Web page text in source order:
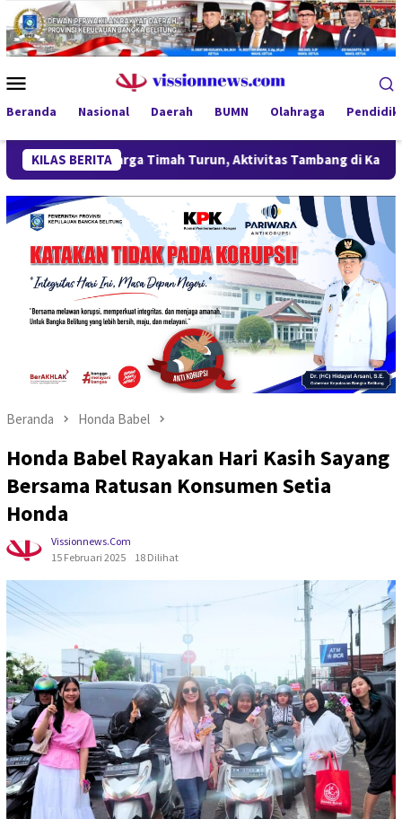
Loncat
ke
konten
Mobile
Beranda Nasional Daerah BUMN Olahraga
KILAS BERITA
Harga Timah Turun, Aktivitas Tambang di Kawasan Lindung
Beranda Honda Babel
Honda Babel Rayakan Hari Kasih Sayang
Bersama Ratusan Konsumen Setia
Honda
Vissionnews.com
15 Februari 2025
18 Dilihat